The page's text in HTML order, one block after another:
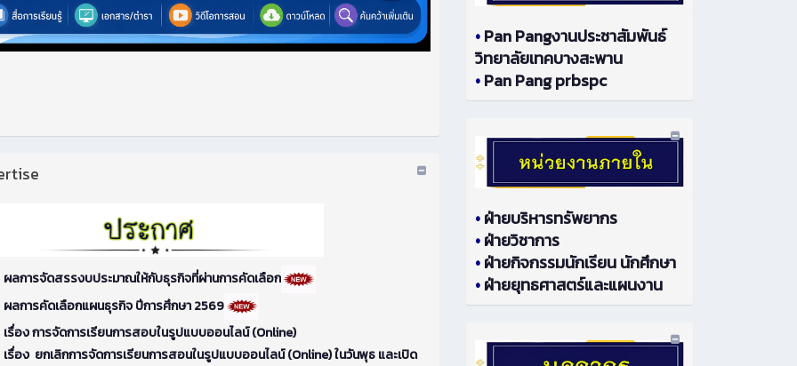
ผลการจัดสรรงบประมาณให้กับธุรกิจที่ผ่านการคัดเลือก
ผลการคัดเลือกแผนธุรกิจ ปีการศึกษา 2569
เรื่อง การจัดการเรียนการสอบในรูปแบบออนไลน์ (Online)
เรื่อง ยกเลิกการจัดการเรียนการสอนในรูปแบบออนไลน์ (Online) ในวันพุธ และเปิด
•Pan Pangงานประชาสัมพันธ์
วิทยาลัยเทคบางสะพาน
•Pan Pang prbspc
•ฝ่ายบริหารทรัพยากร
•ฝ่ายวิชาการ
•ฝ่ายกิจกรรมนักเรียน นักศึกษา
•ฝ่ายยุทธศาสตร์และแผนงาน